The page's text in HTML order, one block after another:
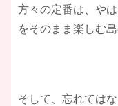
方々の定番は、や
をそのまま楽しむ
そして、忘れては